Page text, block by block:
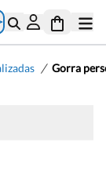
/ Gorra